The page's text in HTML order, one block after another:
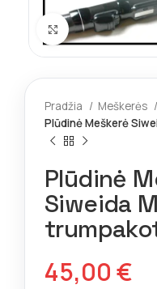
Spustelėkite
Pradžia Meškerės
Plūdinė Meškerė
Plūdinė
Siweida
45,00€